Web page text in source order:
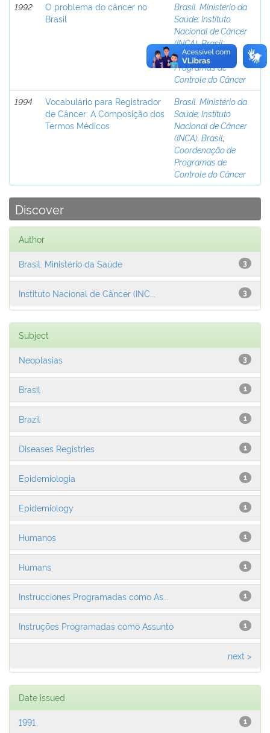
1992
O problema do câncer no
Brasil
Brasil. Ministério da
Saúde;Instituto
Nacional de Câncer
(INCA), Brasil;
Coordenação de
Programas de
Controle do Câncer
1994
Vocabulário para Registrador
de Câncer: A Composição dos
Termos Médicos
Brasil. Ministério da
Saúde;Instituto
Nacional de Câncer
(INCA), Brasil;
Coordenação de
Programas de
Controle do Câncer
Discover
Author
3
Brasil. Ministério da Saúde
3
Instituto Nacional de Câncer (INC...
Subject
3
Neoplasias
1
Brasil
1
Brazil
1
Diseases Registries
1
Epidemiologia
1
Epidemiology
1
Humanos
1
Humans
1
Instrucciones Programadas como As...
1
Instruções Programadas como Assunto
next >
Date issued
1
1991